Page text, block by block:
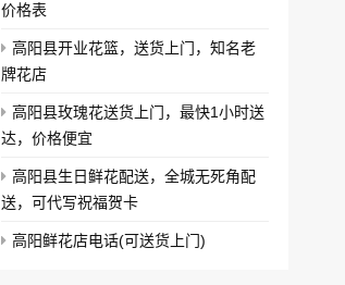
价格表
高阳县开业花篮，送货上门，知名老
牌花店
高阳县玫瑰花送货上门，最快1小时送
达，价格便宜
高阳县生日鲜花配送，全城无死角配
送，可代写祝福贺卡
高阳鲜花店电话(可送货上门)